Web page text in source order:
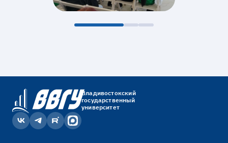
Владивостокский
государственный
университет